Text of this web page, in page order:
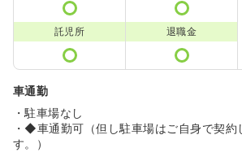
託児所 退職金
車通勤
・駐車場なし
・◆車通勤可（但し駐車場はご自身で契約
す。）